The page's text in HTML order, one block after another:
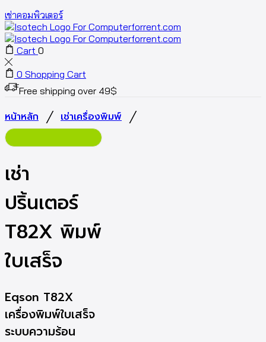
เช่าคอมพิวเตอร์
Cart 0
0 Shopping Cart
Free shipping over 49$
หน้าหลัก / เช่าเครื่องพิมพ์ /
เช่า
ปริ้นเตอร์
T82X พิมพ์
ใบเสร็จ
Eqson T82X
เครื่องพิมพ์ใบเสร็จ
ระบบความร้อน